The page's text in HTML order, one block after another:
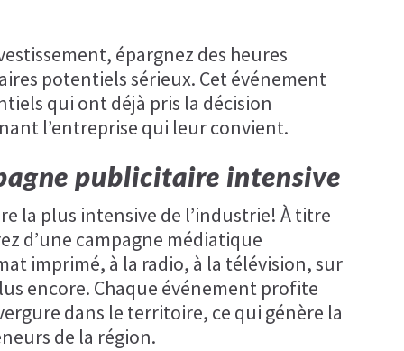
épargnez des heures
potentiels sérieux. Cet événement
qui ont déjà pris la décision
l’entreprise qui leur convient.
publicitaire intensive
la plus intensive de l’industrie! À titre
d’une campagne médiatique
imprimé, à la radio, à la télévision, sur
encore. Chaque événement profite
dans le territoire, ce qui génère la
de la région.